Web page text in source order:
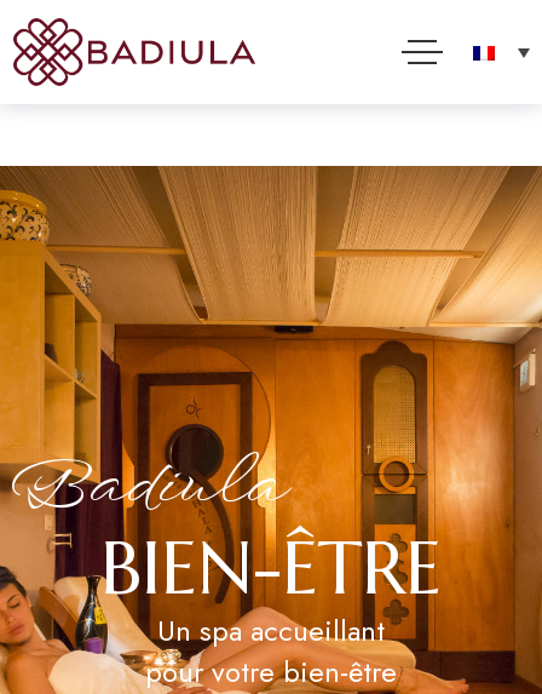
utilisant ce site, vous consentez à cette utilisation comme décrit dans notre Politique sur les
Acceptez
Badiula
BIEN-ÊTRE
Un spa accueillant
pour votre bien-être